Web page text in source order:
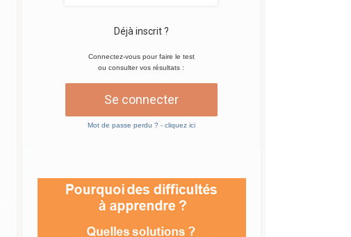
Déjà inscrit ?
Connectez-vous pour faire le test
ou consulter vos résultats :
Se connecter
Mot de passe perdu ? - cliquez ici